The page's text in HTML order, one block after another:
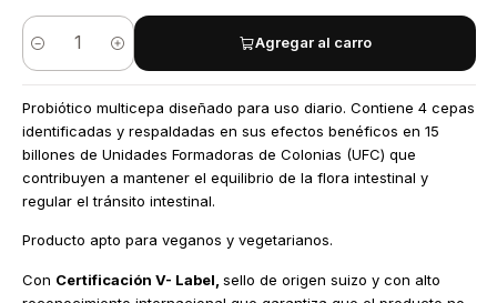
Cantidad
Agregar al carro
Probiótico multicepa diseñado para uso diario. Contiene 4 cepas
identificadas y respaldadas en sus efectos benéficos en 15
billones de Unidades Formadoras de Colonias (UFC) que
contribuyen a mantener el equilibrio de la flora intestinal y
regular el tránsito intestinal.
Producto apto para veganos y vegetarianos.
Con Certificación V- Label, sello de origen suizo y con alto